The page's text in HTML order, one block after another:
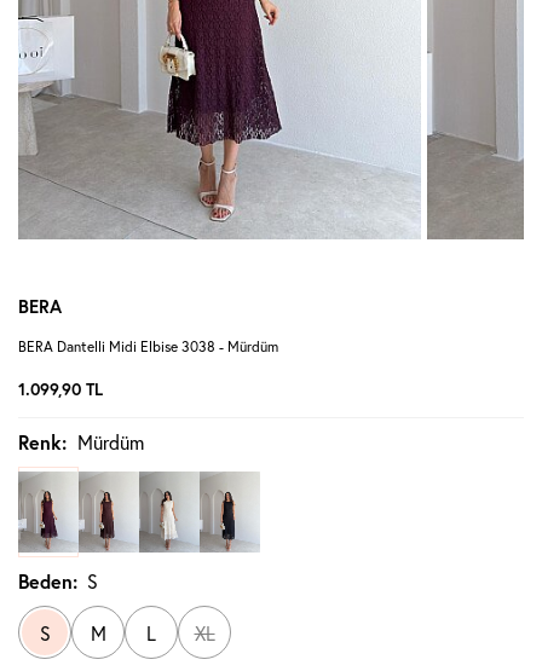
BERA
BERA Dantelli Midi Elbise 3038 - Mürdüm
1.099,90 TL
Renk: Mürdüm
Beden: S
S M L XL